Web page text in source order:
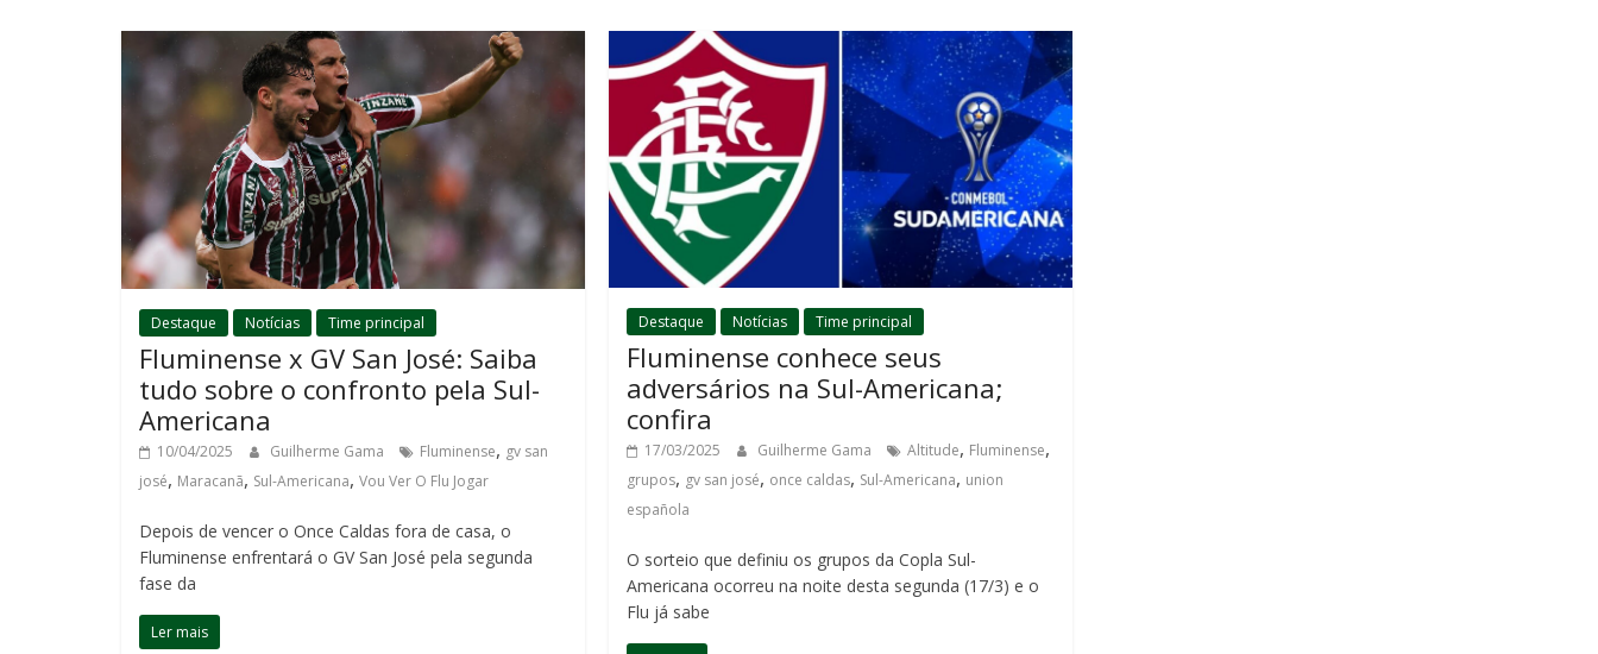
Destaque Notícias Time principal
Fluminense x GV San José: Saiba
tudo sobre o confronto pela Sul-
Americana
10/04/2025 Guilherme Gama Fluminense, gv san
josé, Maracanã, Sul-Americana, Vou Ver O Flu Jogar
Depois de vencer o Once Caldas fora de casa, o
Fluminense enfrentará o GV San José pela segunda
fase da
Ler mais
Destaque Notícias Time principal
Fluminense conhece seus
adversários na Sul-Americana;
confira
17/03/2025 Guilherme Gama Altitude, Fluminense,
grupos, gv san josé, once caldas, Sul-Americana, union
española
O sorteio que definiu os grupos da Copla Sul-
Americana ocorreu na noite desta segunda (17/3) e o
Flu já sabe